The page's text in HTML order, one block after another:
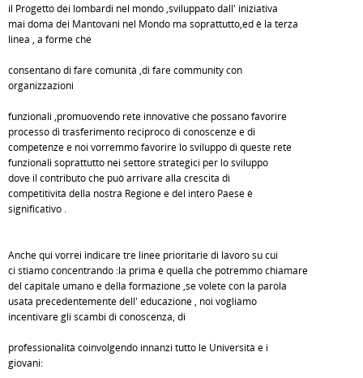
il Progetto dei lombardi nel mondo ,sviluppato dall' iniziativa
mai doma dei Mantovani nel Mondo ma soprattutto,ed è la terza
linea , a forme che
consentano di fare comunità ,di fare community con
organizzazioni
funzionali ,promuovendo rete innovative che possano favorire
processo di trasferimento reciproco di conoscenze e di
competenze e noi vorremmo favorire lo sviluppo di queste rete
funzionali soprattutto nei settore strategici per lo sviluppo
dove il contributo che può arrivare alla crescita di
competitività della nostra Regione e del intero Paese è
significativo .
Anche qui vorrei indicare tre linee prioritarie di lavoro su cui
ci stiamo concentrando :la prima è quella che potremmo chiamare
del capitale umano e della formazione ,se volete con la parola
usata precedentemente dell' educazione , noi vogliamo
incentivare gli scambi di conoscenza, di
professionalità coinvolgendo innanzi tutto le Università e i
giovani: